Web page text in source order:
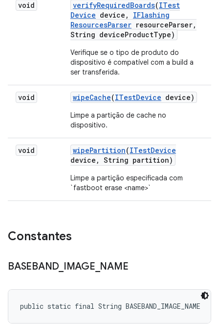
void verifyRequiredBoards(ITest
Device device ,
IFlashing
ResourcesParser resourceParser,
String deviceProductType)
Verifique se o tipo de produto do
dispositivo é compatível com a build a
ser transferida.
void wipeCache(ITestDevice device)
Limpe a partição de cache no
dispositivo.
void wipePartition(ITestDevice
device , String partition)
Limpe a partição especificada com
`fastboot erase <name>`
Constantes
BASEBAND IMAGE NAME
public static final String BASEBAND_IMAGE_NAME